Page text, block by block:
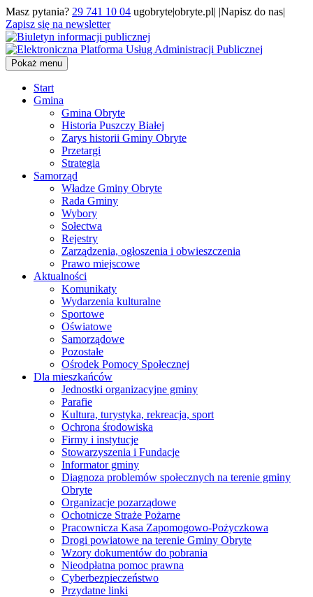
Masz pytania? 29 741 10 04 ugobryte|obryte.pl| |Napisz do nas|
Zapisz się na newsletter
Pokaż menu
Start
Gmina
Gmina Obryte
Historia Puszczy Białej
Zarys historii Gminy Obryte
Przetargi
Strategia
Samorząd
Władze Gminy Obryte
Rada Gminy
Wybory
Sołectwa
Rejestry
Zarządzenia, ogłoszenia i obwieszczenia
Prawo miejscowe
Aktualności
Komunikaty
Wydarzenia kulturalne
Sportowe
Oświatowe
Samorządowe
Pozostałe
Ośrodek Pomocy Społecznej
Dla mieszkańców
Jednostki organizacyjne gminy
Parafie
Kultura, turystyka, rekreacja, sport
Ochrona środowiska
Firmy i instytucje
Stowarzyszenia i Fundacje
Informator gminy
Diagnoza problemów społecznych na terenie gminy
Obryte
Organizacje pozarządowe
Ochotnicze Straże Pożarne
Pracownicza Kasa Zapomogowo-Pożyczkowa
Drogi powiatowe na terenie Gminy Obryte
Wzory dokumentów do pobrania
Nieodpłatna pomoc prawna
Cyberbezpieczeństwo
Przydatne linki